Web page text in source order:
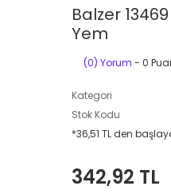
Balzer
Yem
(0) Yorum - 0
Kategori
Stok Kodu
*36,51 TL den
342,92 TL